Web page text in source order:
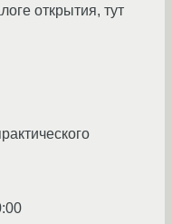
открытия, тут